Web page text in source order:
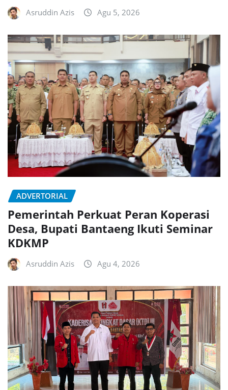
Asruddin Azis Agu 5, 2026
ADVERTORIAL
Pemerintah Perkuat Peran Koperasi
Desa, Bupati Bantaeng Ikuti Seminar
KDKMP
Asruddin Azis Agu 4, 2026